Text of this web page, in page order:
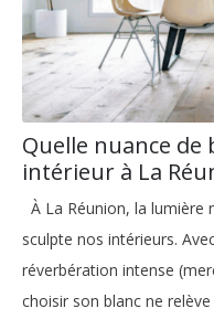
Quelle nuance
intérieur à La
À La Réunion, la lumière
sculpte nos intérieurs.
réverbération intense
choisir son blanc ne relève